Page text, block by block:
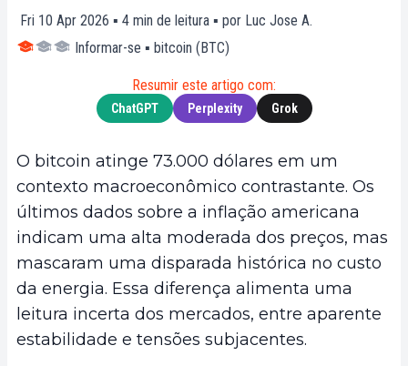
Fri 10 Apr 2026 ▪ 4 min de leitura ▪ por Luc Jose A.
Informar-se ▪ bitcoin (BTC)
Resumir este artigo com:
ChatGPT Perplexity Grok
O bitcoin atinge 73.000 dólares em um
contexto macroeconômico contrastante. Os
últimos dados sobre a inflação americana
indicam uma alta moderada dos preços, mas
mascaram uma disparada histórica no custo
da energia. Essa diferença alimenta uma
leitura incerta dos mercados, entre aparente
estabilidade e tensões subjacentes.